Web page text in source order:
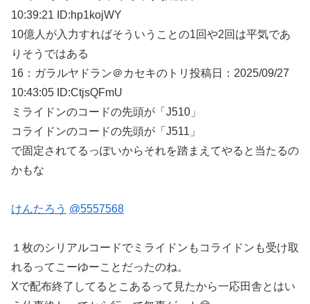
10:39:21 ID:hp1kojWY
10億人が入力すればそういうことの1回や2回は平気であ
りそうではある
16： ガラルヤドラン＠カセキのトリ 投稿日：2025/09/27
10:43:05 ID:CtjsQFmU
ミライドンのコードの先頭が「J510」
コライドンのコードの先頭が「J511」
で固定されてるっぽいからそれを踏まえてやると当たるの
かもな
けんたろう @5557568
１枚のシリアルコードでミライドンもコライドンも受け取
れるってこーゆーことだったのね。
Xで配布終了してるとこあるって見たから一応田舎とはい